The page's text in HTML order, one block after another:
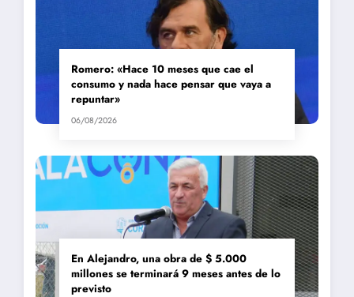
Romero: «Hace 10 meses que cae el
consumo y nada hace pensar que vaya a
repuntar»
06/08/2026
En Alejandro, una obra de $ 5.000
millones se terminará 9 meses antes de lo
previsto